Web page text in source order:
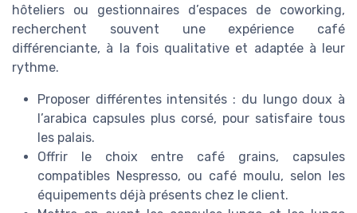
hôteliers ou gestionnaires d’espaces de coworking,
recherchent souvent une expérience café
différenciante, à la fois qualitative et adaptée à leur
rythme.
Proposer différentes intensités : du lungo doux à
l’arabica capsules plus corsé, pour satisfaire tous
les palais.
Offrir le choix entre café grains, capsules
compatibles Nespresso, ou café moulu, selon les
équipements déjà présents chez le client.